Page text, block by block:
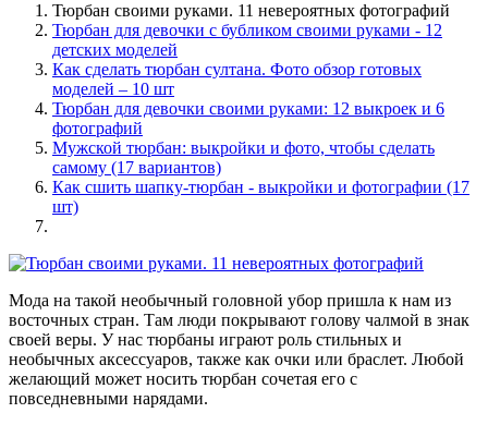
Тюрбан своими руками. 11 невероятных фотографий
Тюрбан для девочки с бубликом своими руками - 12
детских моделей
Как сделать тюрбан султана. Фото обзор готовых
моделей – 10 шт
Тюрбан для девочки своими руками: 12 выкроек и 6
фотографий
Мужской тюрбан: выкройки и фото, чтобы сделать
самому (17 вариантов)
Как сшить шапку-тюрбан - выкройки и фотографии (17
шт)
Мода на такой необычный головной убор пришла к нам из
восточных стран. Там люди покрывают голову чалмой в знак
своей веры. У нас тюрбаны играют роль стильных и
необычных аксессуаров, также как очки или браслет. Любой
желающий может носить тюрбан сочетая его с
повседневными нарядами.